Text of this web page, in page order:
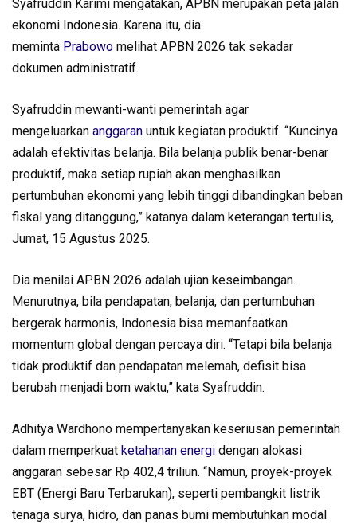
Syafruddin Karimi mengatakan, APBN merupakan peta jalan
ekonomi Indonesia. Karena itu, dia
meminta Prabowo melihat APBN 2026 tak sekadar
dokumen administratif.
Syafruddin mewanti-wanti pemerintah agar
mengeluarkan anggaran untuk kegiatan produktif. “Kuncinya
adalah efektivitas belanja. Bila belanja publik benar-benar
produktif, maka setiap rupiah akan menghasilkan
pertumbuhan ekonomi yang lebih tinggi dibandingkan beban
fiskal yang ditanggung,” katanya dalam keterangan tertulis,
Jumat, 15 Agustus 2025.
Dia menilai APBN 2026 adalah ujian keseimbangan.
Menurutnya, bila pendapatan, belanja, dan pertumbuhan
bergerak harmonis, Indonesia bisa memanfaatkan
momentum global dengan percaya diri. “Tetapi bila belanja
tidak produktif dan pendapatan melemah, defisit bisa
berubah menjadi bom waktu,” kata Syafruddin.
Adhitya Wardhono mempertanyakan keseriusan pemerintah
dalam memperkuat ketahanan energi dengan alokasi
anggaran sebesar Rp 402,4 triliun. “Namun, proyek-proyek
EBT (Energi Baru Terbarukan), seperti pembangkit listrik
tenaga surya, hidro, dan panas bumi membutuhkan modal